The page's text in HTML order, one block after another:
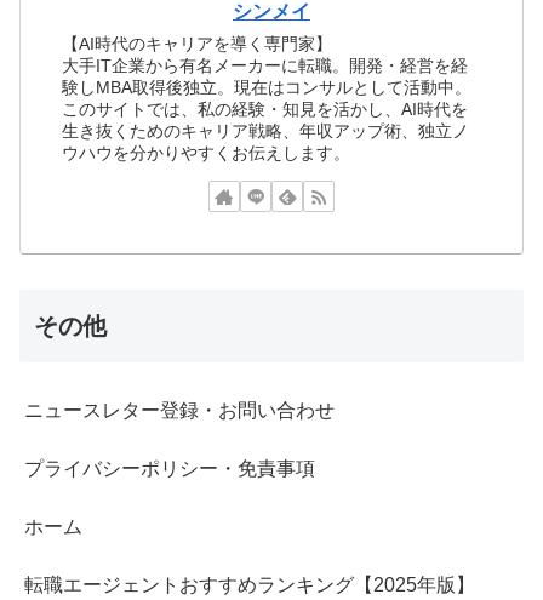
シンメイ
【AI時代のキャリアを導く専門家】
大手IT企業から有名メーカーに転職。開発・経営を経
験しMBA取得後独立。現在はコンサルとして活動中。
このサイトでは、私の経験・知見を活かし、AI時代を
生き抜くためのキャリア戦略、年収アップ術、独立ノ
ウハウを分かりやすくお伝えします。
その他
ニュースレター登録・お問い合わせ
プライバシーポリシー・免責事項
ホーム
転職エージェントおすすめランキング【2025年版】